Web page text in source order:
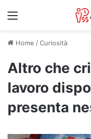
Menu
Home /Curiosità
Altro che
lavoro
presenta